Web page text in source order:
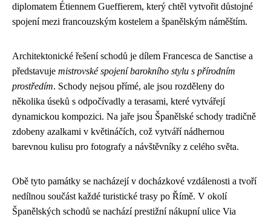
diplomatem Étiennem Gueffierem, který chtěl vytvořit důstojné
spojení mezi francouzským kostelem a španělským náměštím.
Architektonické řešení schodů je dílem Francesca de Sanctise a
představuje mistrovské spojení barokního stylu s přírodním
prostředím. Schody nejsou přímé, ale jsou rozděleny do
několika úseků s odpočívadly a terasami, které vytvářejí
dynamickou kompozici. Na jaře jsou Španělské schody tradičně
zdobeny azalkami v květináčích, což vytváří nádhernou
barevnou kulisu pro fotografy a návštěvníky z celého světa.
Obě tyto památky se nacházejí v docházkové vzdálenosti a tvoří
nedílnou součást každé turistické trasy po Římě. V okolí
Španělských schodů se nachází prestižní nákupní ulice Via